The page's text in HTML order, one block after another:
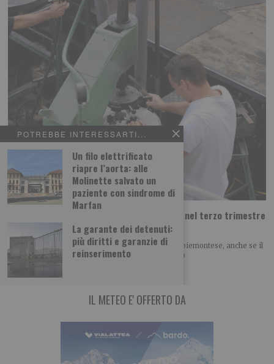
POTREBBE INTERESSARTI...
Un filo elettrificato
riapre l’aorta: alle
Molinette salvato un
paziente con sindrome di
Marfan
La garante dei detenuti:
più diritti e garanzie di
reinserimento
Artigianato piemontese, segnali di ripresa nel terzo trimestre
ma i saldi restano negativi
Piccoli segnali di miglioramento per l’artigianato piemontese, anche se il
quadro economico continua a essere caratterizzato
IL METEO E' OFFERTO DA